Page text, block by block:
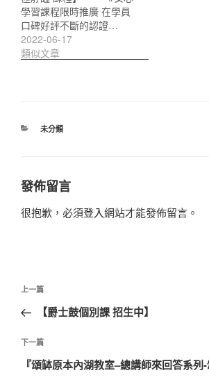
學習課程限時推廣 在學員
口碑好評不斷的認證…
2022-06-17
類似文章
分
未分類
發佈留言
很抱歉，必須登入網站才能發佈留言。
文
導
覽
上
一
文
章
上一篇
【爵士鼓個別課 招生中】
下
一
下一篇
『頌缽原本內湖教室–總講師來回答系列-